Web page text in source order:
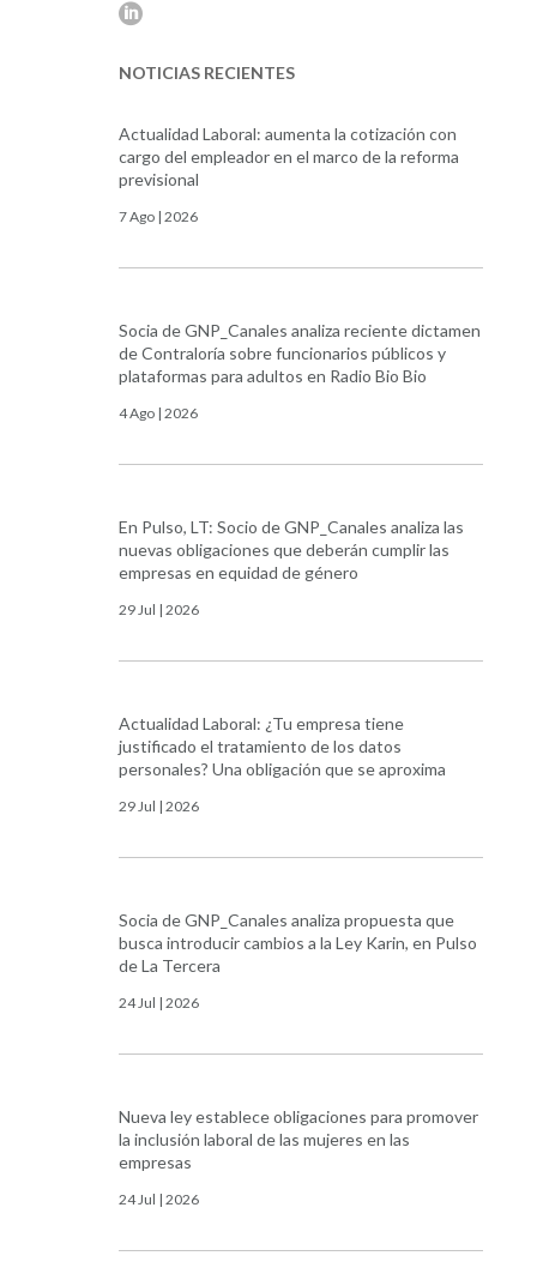
NOTICIAS RECIENTES
Actualidad Laboral: aumenta la cotización con
cargo del empleador en el marco de la reforma
previsional
7 Ago | 2026
Socia de GNP_Canales analiza reciente dictamen
de Contraloría sobre funcionarios públicos y
plataformas para adultos en Radio Bio Bio
4 Ago | 2026
En Pulso, LT: Socio de GNP_Canales analiza las
nuevas obligaciones que deberán cumplir las
empresas en equidad de género
29 Jul | 2026
Actualidad Laboral: ¿Tu empresa tiene
justificado el tratamiento de los datos
personales? Una obligación que se aproxima
29 Jul | 2026
Socia de GNP_Canales analiza propuesta que
busca introducir cambios a la Ley Karin, en Pulso
de La Tercera
24 Jul | 2026
Nueva ley establece obligaciones para promover
la inclusión laboral de las mujeres en las
empresas
24 Jul | 2026